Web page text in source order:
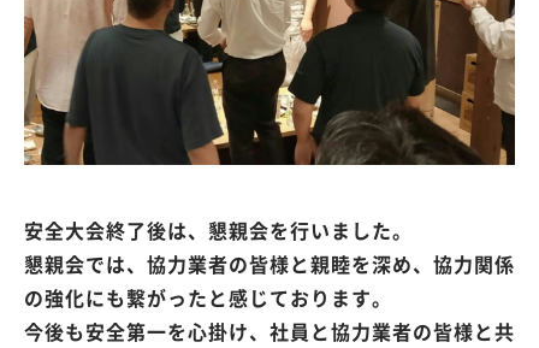
安全大会終了後は、懇親会を行いました。
懇親会では、協力業者の皆様と親睦を深め、協力関係
の強化にも繋がったと感じております。
今後も安全第一を心掛け、社員と協力業者の皆様と共